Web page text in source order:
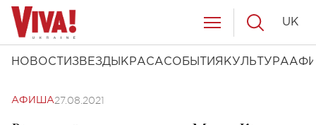
НОВОСТИ ЗВЕЗДЫ КРАСАСОБЫТИЯ КУЛЬТУРА
UK
АФИША27.08.2021